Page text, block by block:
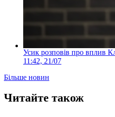
Усик розповів про вплив
11:42, 21/07
Більше новин
Читайте також